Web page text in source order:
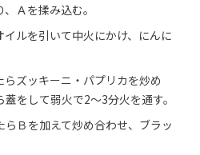
Ａを揉み込む。
ルを引いて中火にかけ、にんに
ズッキーニ・パプリカを炒め
をして弱火で2〜3分火を通す。
Ｂを加えて炒め合わせ、ブラッ